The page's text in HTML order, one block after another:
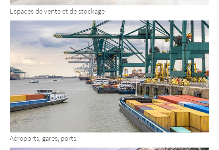
Espaces de vente et de stockage
Aéroports, gares, ports